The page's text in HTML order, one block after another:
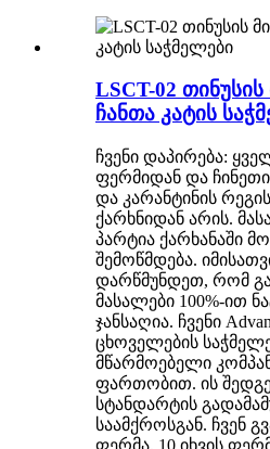
LSCT-02
ჩანთა კატის
ჩვენი დაპირება:
ფერმიდან და
და კარანტინის
ქარხნიდან არის.
პარტია ქარხანაში
შემოწმდება.
დარწმუნდეთ, რომ
მასალები 100%-ით
ჯანსაღია. ჩვენი
ცხოველების
მწარმოებელი
ფართობით. ის
სტანდარტის
საამქროსგან. ჩვენ
ფერმა, 10 იხვის